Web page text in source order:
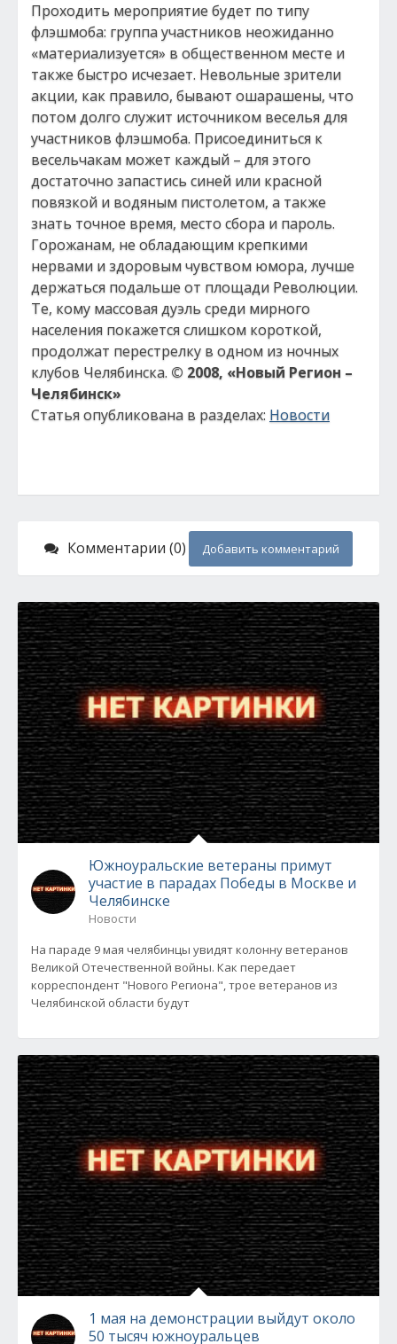
Проходить мероприятие будет по типу
флэшмоба: группа участников неожиданно
«материализуется» в общественном месте и
также быстро исчезает. Невольные зрители
акции, как правило, бывают ошарашены, что
потом долго служит источником веселья для
участников флэшмоба. Присоединиться к
весельчакам может каждый – для этого
достаточно запастись синей или красной
повязкой и водяным пистолетом, а также
знать точное время, место сбора и пароль.
Горожанам, не обладающим крепкими
нервами и здоровым чувством юмора, лучше
держаться подальше от площади Революции.
Те, кому массовая дуэль среди мирного
населения покажется слишком короткой,
продолжат перестрелку в одном из ночных
клубов Челябинска. © 2008, «Новый Регион –
Челябинск»
Статья опубликована в разделах: Новости
Комментарии (0) Добавить комментарий
Южноуральские ветераны примут
участие в парадах Победы в Москве и
Челябинске
Новости
На параде 9 мая челябинцы увидят колонну ветеранов
Великой Отечественной войны. Как передает
корреспондент "Нового Региона", трое ветеранов из
Челябинской области будут
1 мая на демонстрации выйдут около
50 тысяч южноуральцев